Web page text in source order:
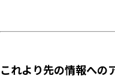
これより先の情報への